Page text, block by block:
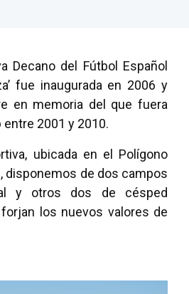
Decano del Fútbol Español
fue inaugurada en 2006 y
en memoria del que fuera
2001 y 2010.
ubicada en el Polígono
disponemos de dos campos
y otros dos de césped
los nuevos valores de